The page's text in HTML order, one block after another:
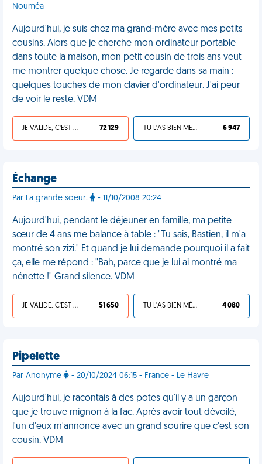
Nouméa
Aujourd'hui, je suis chez ma grand-mère avec mes petits
cousins. Alors que je cherche mon ordinateur portable
dans toute la maison, mon petit cousin de trois ans veut
me montrer quelque chose. Je regarde dans sa main :
quelques touches de mon clavier d'ordinateur. J'ai peur
de voir le reste. VDM
JE VALIDE, C'EST UNE VDM 72 129 TU L'AS BIEN MÉRITÉ 6 947
Échange
Par La grande soeur. - 11/10/2008 20:24
Aujourd'hui, pendant le déjeuner en famille, ma petite
sœur de 4 ans me balance à table : "Tu sais, Bastien, il m'a
montré son zizi." Et quand je lui demande pourquoi il a fait
ça, elle me répond : "Bah, parce que je lui ai montré ma
nénette !" Grand silence. VDM
JE VALIDE, C'EST UNE VDM 51 650 TU L'AS BIEN MÉRITÉ 4 080
Pipelette
Par Anonyme - 20/10/2024 06:15 - France - Le Havre
Aujourd'hui, je racontais à des potes qu'il y a un garçon
que je trouve mignon à la fac. Après avoir tout dévoilé,
l'un d'eux m'annonce avec un grand sourire que c'est son
cousin. VDM